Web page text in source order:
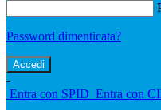
Password dimenticata?
-
Entra con SPID Entra con